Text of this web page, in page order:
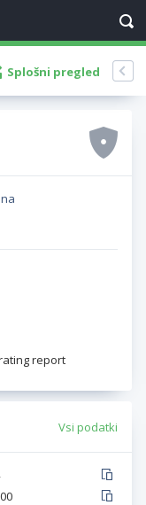
Splošni pregled
report
Vsi podatki